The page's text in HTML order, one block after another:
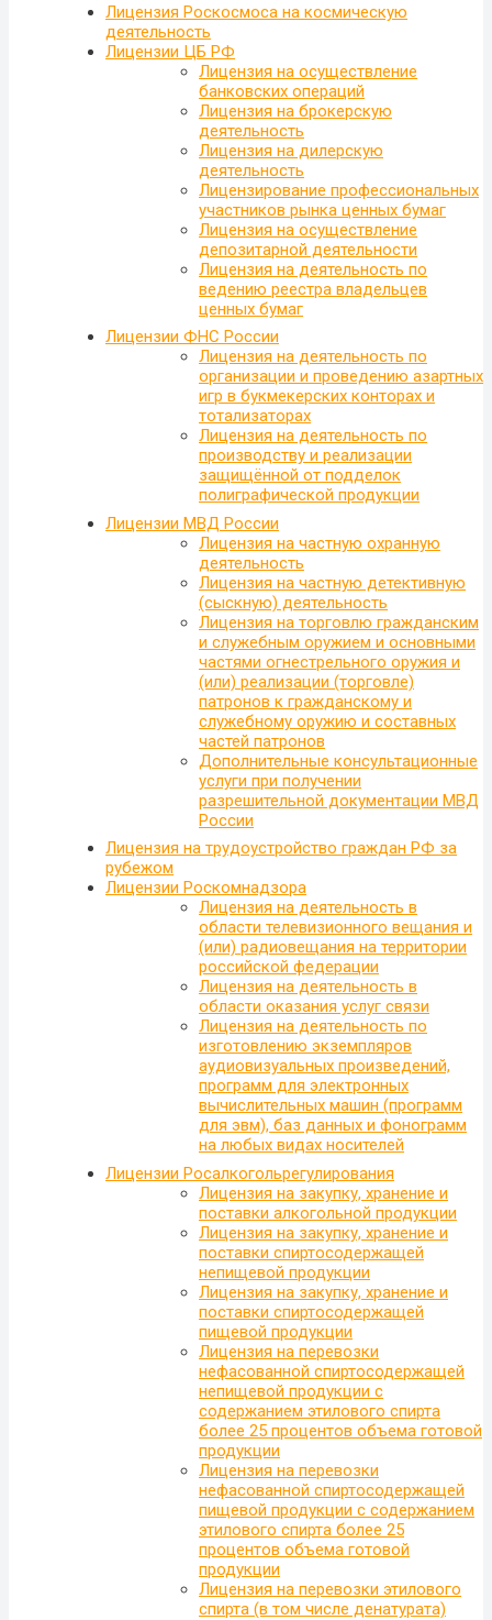
Лицензия Роскосмоса на космическую
деятельность
Лицензии ЦБ РФ
Лицензия на осуществление
банковских операций
Лицензия на брокерскую
деятельность
Лицензия на дилерскую
деятельность
Лицензирование профессиональных
участников рынка ценных бумаг
Лицензия на осуществление
депозитарной деятельности
Лицензия на деятельность по
ведению реестра владельцев
ценных бумаг
Лицензии ФНС России
Лицензия на деятельность по
организации и проведению азартных
игр в букмекерских конторах и
тотализаторах
Лицензия на деятельность по
производству и реализации
защищённой от подделок
полиграфической продукции
Лицензии МВД России
Лицензия на частную охранную
деятельность
Лицензия на частную детективную
(сыскную) деятельность
Лицензия на торговлю гражданским
и служебным оружием и основными
частями огнестрельного оружия и
(или) реализации (торговле)
патронов к гражданскому и
служебному оружию и составных
частей патронов
Дополнительные консультационные
услуги при получении
разрешительной документации МВД
России
Лицензия на трудоустройство граждан РФ за
рубежом
Лицензии Роскомнадзора
Лицензия на деятельность в
области телевизионного вещания и
(или) радиовещания на территории
российской федерации
Лицензия на деятельность в
области оказания услуг связи
Лицензия на деятельность по
изготовлению экземпляров
аудиовизуальных произведений,
программ для электронных
вычислительных машин (программ
для эвм), баз данных и фонограмм
на любых видах носителей
Лицензии Росалкогольрегулирования
Лицензия на закупку, хранение и
поставки алкогольной продукции
Лицензия на закупку, хранение и
поставки спиртосодержащей
непищевой продукции
Лицензия на закупку, хранение и
поставки спиртосодержащей
пищевой продукции
Лицензия на перевозки
нефасованной спиртосодержащей
непищевой продукции с
содержанием этилового спирта
более 25 процентов объема готовой
продукции
Лицензия на перевозки
нефасованной спиртосодержащей
пищевой продукции с содержанием
этилового спирта более 25
процентов объема готовой
продукции
Лицензия на перевозки этилового
спирта (в том числе денатурата)